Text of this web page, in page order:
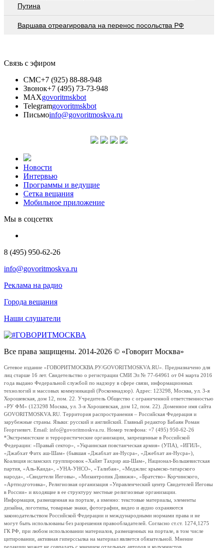
Путина
Варшава отреагировала на перенос посольства РФ
Связь с эфиром
СМС+7 (925) 88-88-948
Звонок+7 (495) 73-73-948
MAXgovoritmskbot
Telegramgovoritmskbot
Письмоinfo@govoritmoskva.ru
Новости
Интервью
Программы и ведущие
Сетка вещания
Мобильное приложение
Мы в соцсетях
8 (495) 950-62-26
info@govoritmoskva.ru
Реклама на радио
Города вещания
Наши слушатели
Все права защищены. 2014-2026 © «Говорит Москва»
Сетевое издание «ГОВОРИТМОСКВА.РУ/GOVORITMOSKVA.RU». Предназначено для
лиц старше 16 лет. Свидетельство о регистрации СМИ Эл № 77-64961 от 04 марта 2016
года выдано Федеральной службой по надзору в сфере связи, информационных
технологий и массовых коммуникаций (Роскомнадзор). Адрес: 123298, Москва, ул. 3-я
Хорошевская, дом 12, пом. 22. Учредитель Общество с ограниченной ответственностью
«РУ ФМ» (123298 Москва, ул. 3-я Хорошевская, дом 12, пом. 22). Доменное имя сайта
GOVORITMOSKVA.RU. Территория распространения – Российская Федерация и
зарубежные страны. Языки: русский и английский. Главный редактор Бабаян Роман
Георгиевич. Email: info@govoritmoskva.ru. Номер телефона: +7 (495) 950-62-26
*Экстремистские и террористические организации, запрещенные в Российской
Федерации: «Правый сектор», «Украинская повстанческая армия» (УПА), «ИГИЛ»,
«Джабхат Фатх аш-Шам» (бывшая «Джабхат ан-Нусра», «Джебхат ан-Нусра»),
Коалиция исламских группировок «Хайят Тахрир аш-Шам», Национал-Большевистская
партия, «Аль-Каида», «УНА-УНСО», «Талибан», «Меджлис крымско-татарского
народа», «Свидетели Иеговы», «Мизантропик Дивижн», «Братство» Корчинского,
«Артподготовка», Религиозная организация «Управленческий центр Свидетелей Иеговы
в России» и входящие в ее структуру местные религиозные организации.
Информация, размещенная на портале, а именно: текстовые материалы, элементы
дизайна, логотипы, товарные знаки, фотографии, видео и аудио охраняются
законодательством Российской Федерации и международными нормами права и не
могут быть использованы без разрешения правообладателей. Согласно ст.ст. 1274,1275
ГК РФ, при любом использовании материалов, размещенных на портале, в том числе
цитировании, активная гиперссылка на материал является обязательной. Мнение
редакции может не совпадать с мнением отдельных авторов и колумнистов.